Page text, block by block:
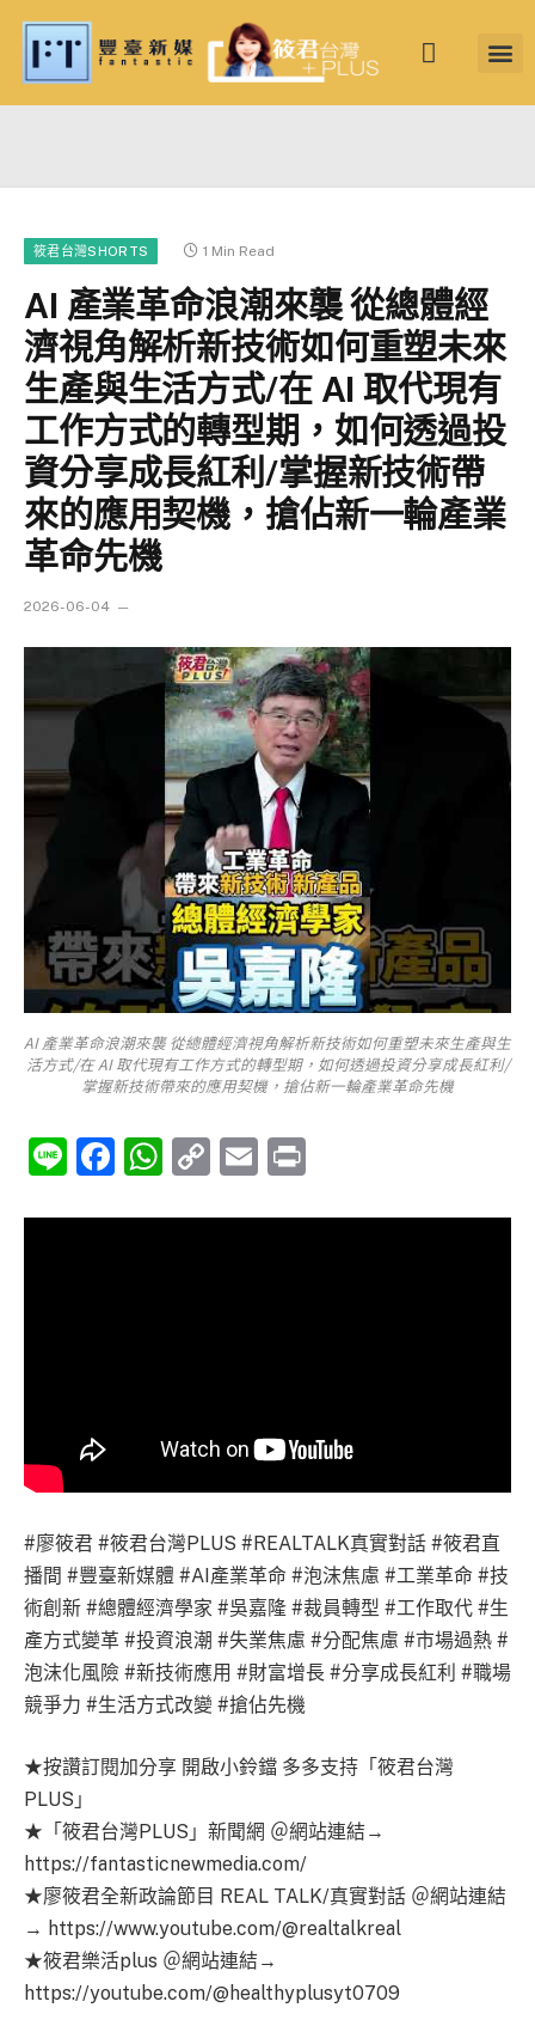
筱君台灣SHORTS 1 Min Read
AI 產業革命浪潮來襲 從總體經
濟視角解析新技術如何重塑未來
生產與生活方式/在 AI 取代現有
工作方式的轉型期，如何透過投
資分享成長紅利/掌握新技術帶
來的應用契機，搶佔新一輪產業
革命先機
2026-06-04
AI 產業革命浪潮來襲 從總體經濟視角解析新技術如何重塑未來生產與生
活方式/在 AI 取代現有工作方式的轉型期，如何透過投資分享成長紅利/
掌握新技術帶來的應用契機，搶佔新一輪產業革命先機
LineFacebook
WhatsApp
CopyEmail
#廖筱君 #筱君台灣PLUS #REALTALK真實對話 #筱君直
播間 #豐臺新媒體 #AI產業革命 #泡沫焦慮 #工業革命 #技
術創新 #總體經濟學家 #吳嘉隆 #裁員轉型 #工作取代 #生
產方式變革 #投資浪潮 #失業焦慮 #分配焦慮 #市場過熱 #
泡沫化風險 #新技術應用 #財富增長 #分享成長紅利 #職場
競爭力 #生活方式改變 #搶佔先機
★按讚訂閱加分享 開啟小鈴鐺 多多支持「筱君台灣
PLUS」
★「筱君台灣PLUS」新聞網 ＠網站連結→
https://fantasticnewmedia.com/
★廖筱君全新政論節目 REAL TALK/真實對話 ＠網站連結
→ https://www.youtube.com/@realtalkreal
★筱君樂活plus ＠網站連結→
https://youtube.com/@healthyplusyt0709